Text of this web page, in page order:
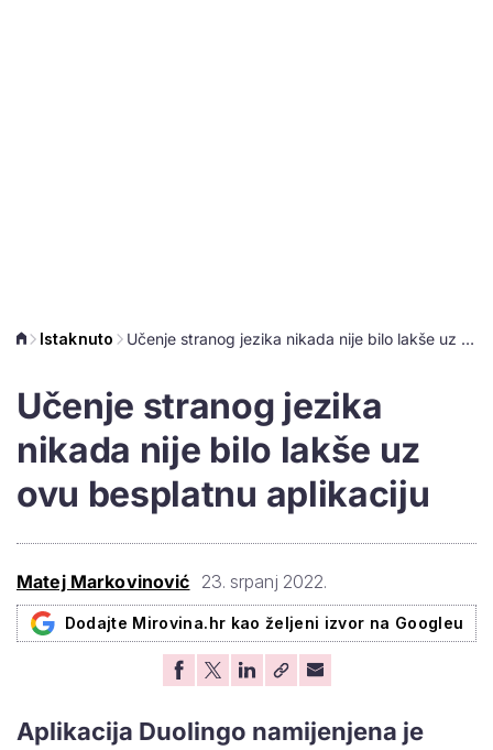
Istaknuto Učenje stranog jezika nikada nije bilo lakše uz ovu besplatnu aplikaciju
Učenje stranog jezika
nikada nije bilo lakše uz
ovu besplatnu aplikaciju
Matej Markovinović 23. srpanj 2022.
Dodajte Mirovina.hr kao željeni izvor na Googleu
Aplikacija Duolingo namijenjena je